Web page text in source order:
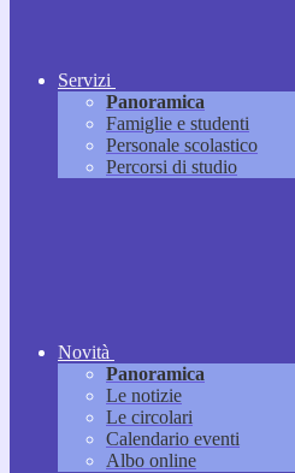
Servizi
Panoramica
Famiglie e studenti
Personale scolastico
Percorsi di studio
Novità
Panoramica
Le notizie
Le circolari
Calendario eventi
Albo online